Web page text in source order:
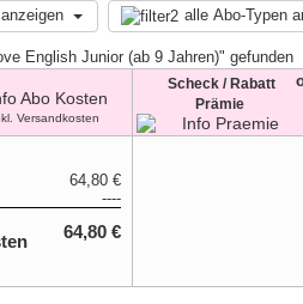
alle Abo-Typen
English Junior (ab 9 Jahren)" gefunden
Versandkosten
Scheck / Rabatt
Prämie
64,80 €
----
64,80 €